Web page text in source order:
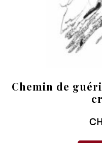
Chemin de